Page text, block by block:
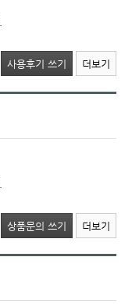
사용후기 쓰기 더보기
상품문의 쓰기 더보기